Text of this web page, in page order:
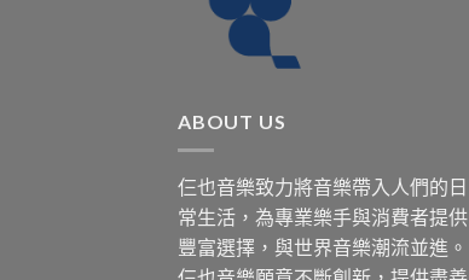
ABOUT US
仨也音樂致力將音樂帶入人們的日
常生活，為專業樂手與消費者提供
豐富選擇，與世界音樂潮流並進。